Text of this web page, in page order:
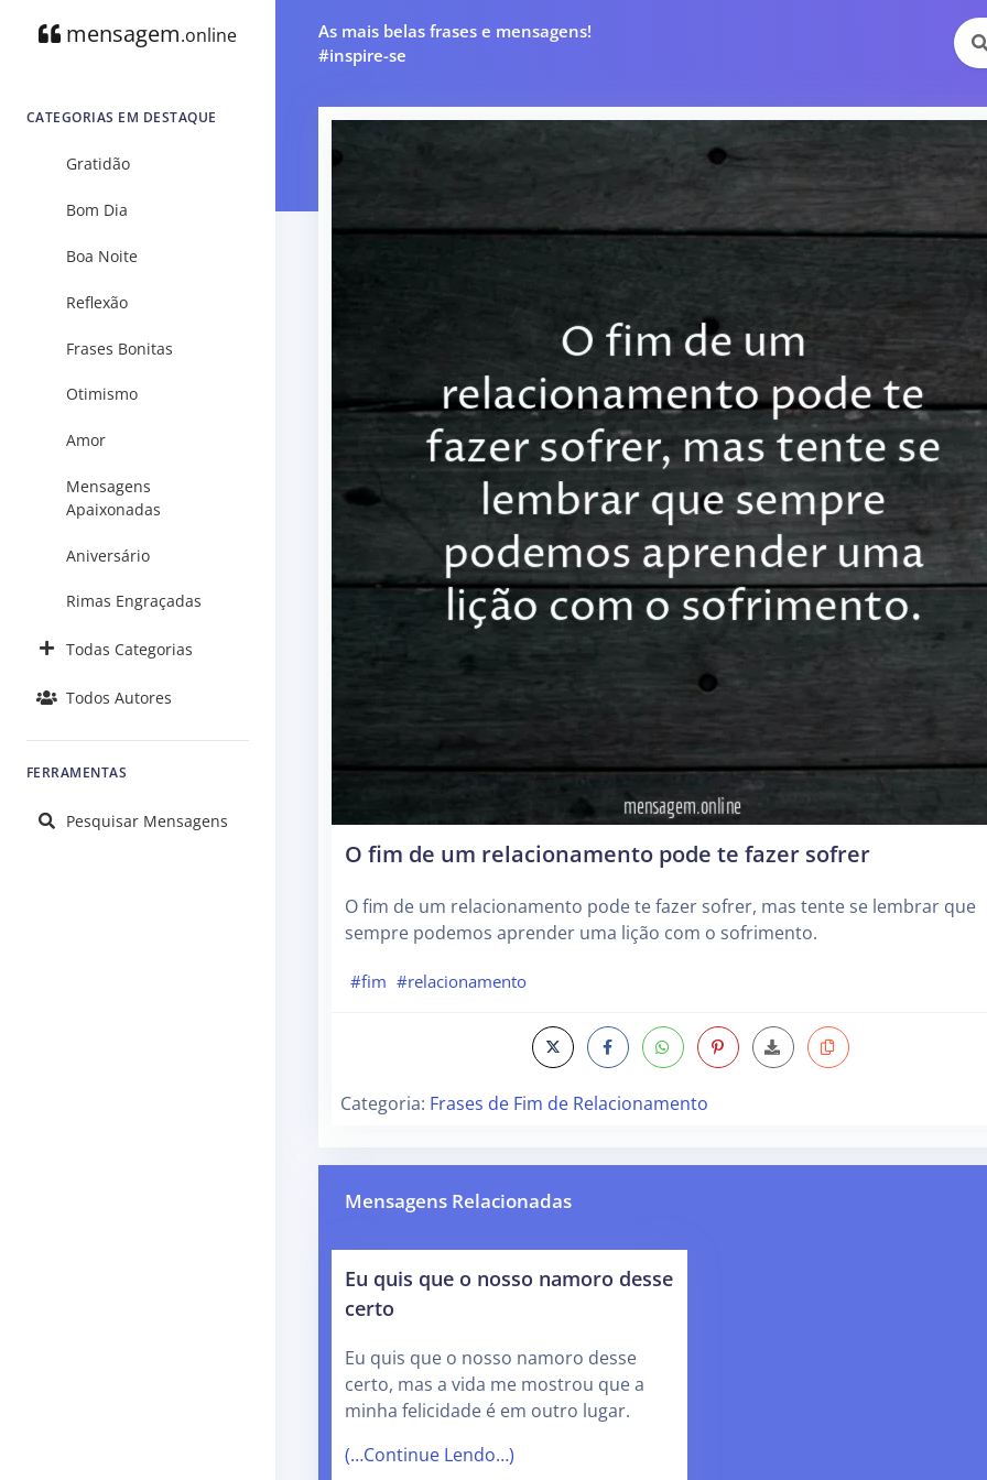
mensagem.online
CATEGORIAS EM DESTAQUE
Gratidão
Bom Dia
Boa Noite
Reflexão
Frases Bonitas
Otimismo
Amor
Mensagens
Apaixonadas
Aniversário
Rimas Engraçadas
Todas Categorias
Todos Autores
FERRAMENTAS
Pesquisar Mensagens
As mais belas frases e mensagens!
#inspire-se
O fim de um relacionamento pode te fazer sofrer
O fim de um relacionamento pode te fazer sofrer, mas tente se lembrar que
sempre podemos aprender uma lição com o sofrimento.
#fim #relacionamento
Categoria: Frases de Fim de Relacionamento
Mensagens Relacionadas
Eu quis que o nosso namoro desse
certo
Eu quis que o nosso namoro desse
certo, mas a vida me mostrou que a
minha felicidade é em outro lugar.
(…Continue Lendo…)